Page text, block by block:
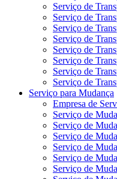
Serviço de
Serviço de
Serviço de
Serviço de
Serviço de
Serviço de
Serviço de
Serviço de
Serviço para Mudança
Empresa de
Serviço de
Serviço de
Serviço de
Serviço de
Serviço de
Serviço de